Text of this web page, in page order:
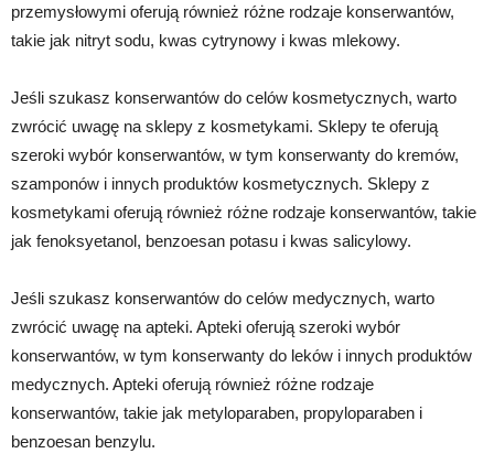
przemysłowymi oferują również różne rodzaje konserwantów,
takie jak nitryt sodu, kwas cytrynowy i kwas mlekowy.
Jeśli szukasz konserwantów do celów kosmetycznych, warto
zwrócić uwagę na sklepy z kosmetykami. Sklepy te oferują
szeroki wybór konserwantów, w tym konserwanty do kremów,
szamponów i innych produktów kosmetycznych. Sklepy z
kosmetykami oferują również różne rodzaje konserwantów, takie
jak fenoksyetanol, benzoesan potasu i kwas salicylowy.
Jeśli szukasz konserwantów do celów medycznych, warto
zwrócić uwagę na apteki. Apteki oferują szeroki wybór
konserwantów, w tym konserwanty do leków i innych produktów
medycznych. Apteki oferują również różne rodzaje
konserwantów, takie jak metyloparaben, propyloparaben i
benzoesan benzylu.